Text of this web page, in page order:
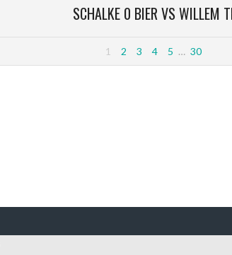
SCHALKE 0 BIER VS WILLEM
1 2 3 4 5 … 30